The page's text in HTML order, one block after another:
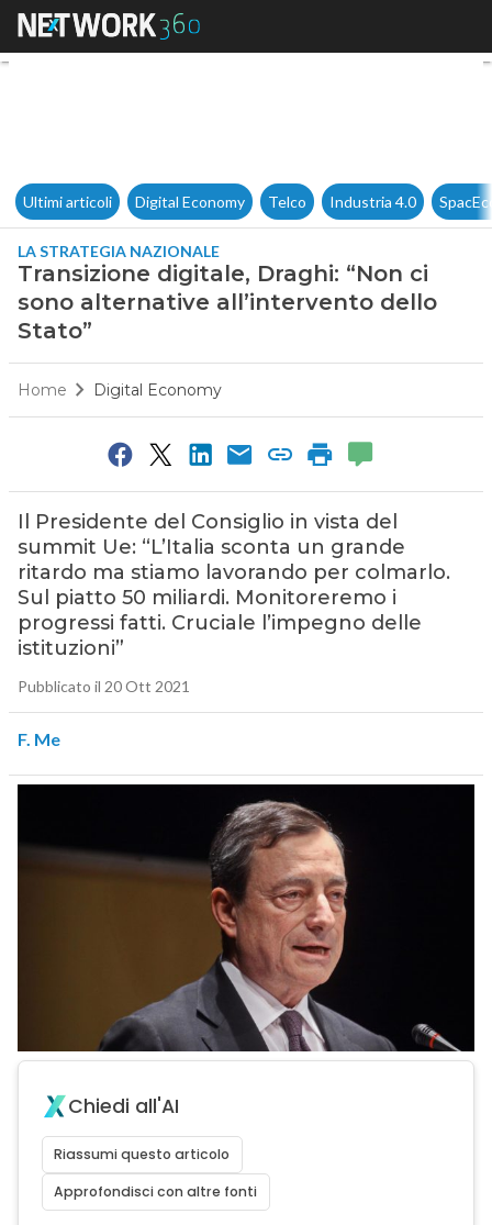
Transizione digitale, Draghi:
Ultimi articoli Digital Economy Telco Industria 4.0
LA STRATEGIA NAZIONALE
Transizione digitale, Draghi: “Non ci
sono alternative all’intervento dello
Stato”
Home Digital Economy
Il Presidente del Consiglio in vista del
summit Ue: “L’Italia sconta un grande
ritardo ma stiamo lavorando per colmarlo.
Sul piatto 50 miliardi. Monitoreremo i
progressi fatti. Cruciale l’impegno delle
istituzioni”
Pubblicato il 20 Ott 2021
F. Me
Chiedi all'AI
Riassumi questo articolo
Approfondisci con altre fonti